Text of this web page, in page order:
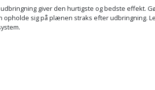
giver den hurtigste og bedste effekt.
sig på plænen straks efter udbringning.